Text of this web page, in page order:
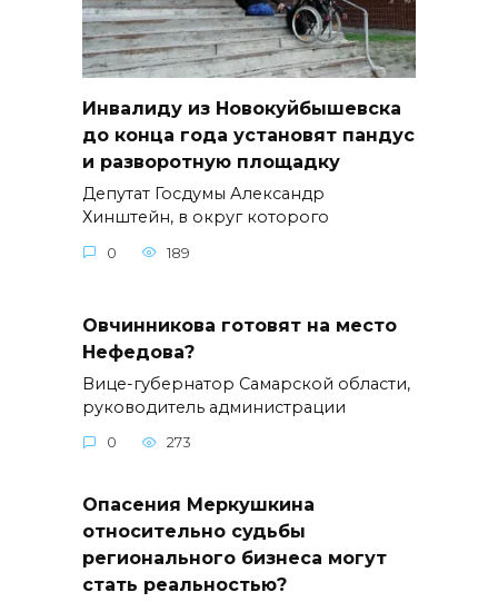
Инвалиду из Новокуйбышевска
до конца года установят пандус
и разворотную площадку
Депутат Госдумы Александр
Хинштейн, в округ которого
0 189
Овчинникова готовят на место
Нефедова?
Вице-губернатор Самарской области,
руководитель администрации
0 273
Опасения Меркушкина
относительно судьбы
регионального бизнеса могут
стать реальностью?